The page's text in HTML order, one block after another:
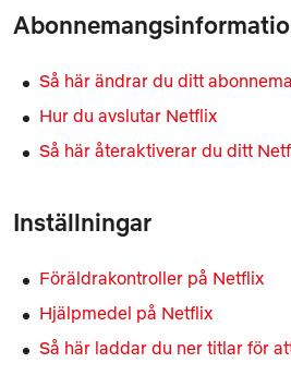
Så här ändrar du ditt
Hur du avslutar Netflix
Så här återaktiverar du ditt
Inställningar
Föräldrakontroller på Netflix
Hjälpmedel på Netflix
Så här laddar du ner titlar för